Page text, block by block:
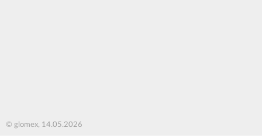
© glomex, 14.05.2026